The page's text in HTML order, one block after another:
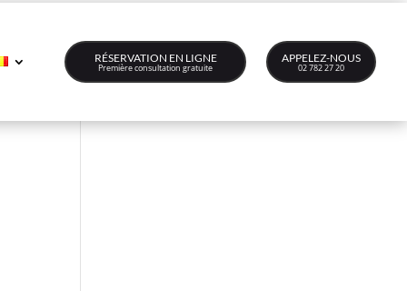
RÉSERVATION EN LIGNE
Première consultation gratuite
APPELEZ-NOUS
02 782 27 20